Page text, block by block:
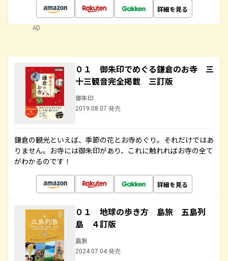
詳細を見る
AD
０１ 御朱印でめぐる鎌倉のお寺 三
十三観音完全掲載 三訂版
御朱印
2019.08.07 発売
鎌倉の観光といえば、季節の花とお寺めぐり。それだけではあ
りません。お寺には御朱印があり、これに触れればお寺の全て
がわかるのです！
詳細を見る
０１ 地球の歩き方 島旅 五島列
島 ４訂版
島旅
2024.07.04 発売